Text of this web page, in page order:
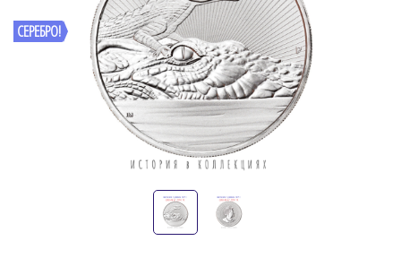
СЕРЕБРО!